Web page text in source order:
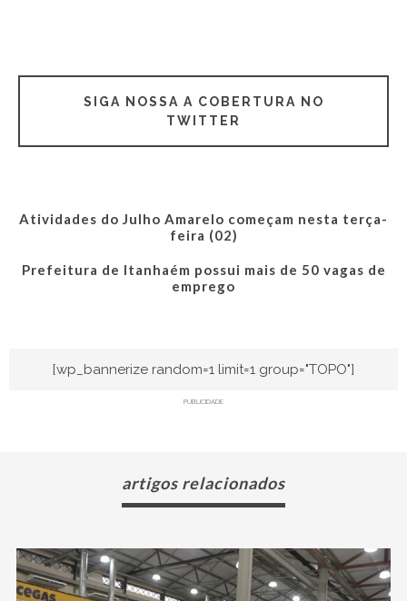
SIGA NOSSA A COBERTURA NO
TWITTER
Atividades do Julho Amarelo começam nesta terça-
feira (02)
Prefeitura de Itanhaém possui mais de 50 vagas de
emprego
[wp_bannerize random=1 limit=1 group="TOPO"]
PUBLICIDADE
artigos relacionados